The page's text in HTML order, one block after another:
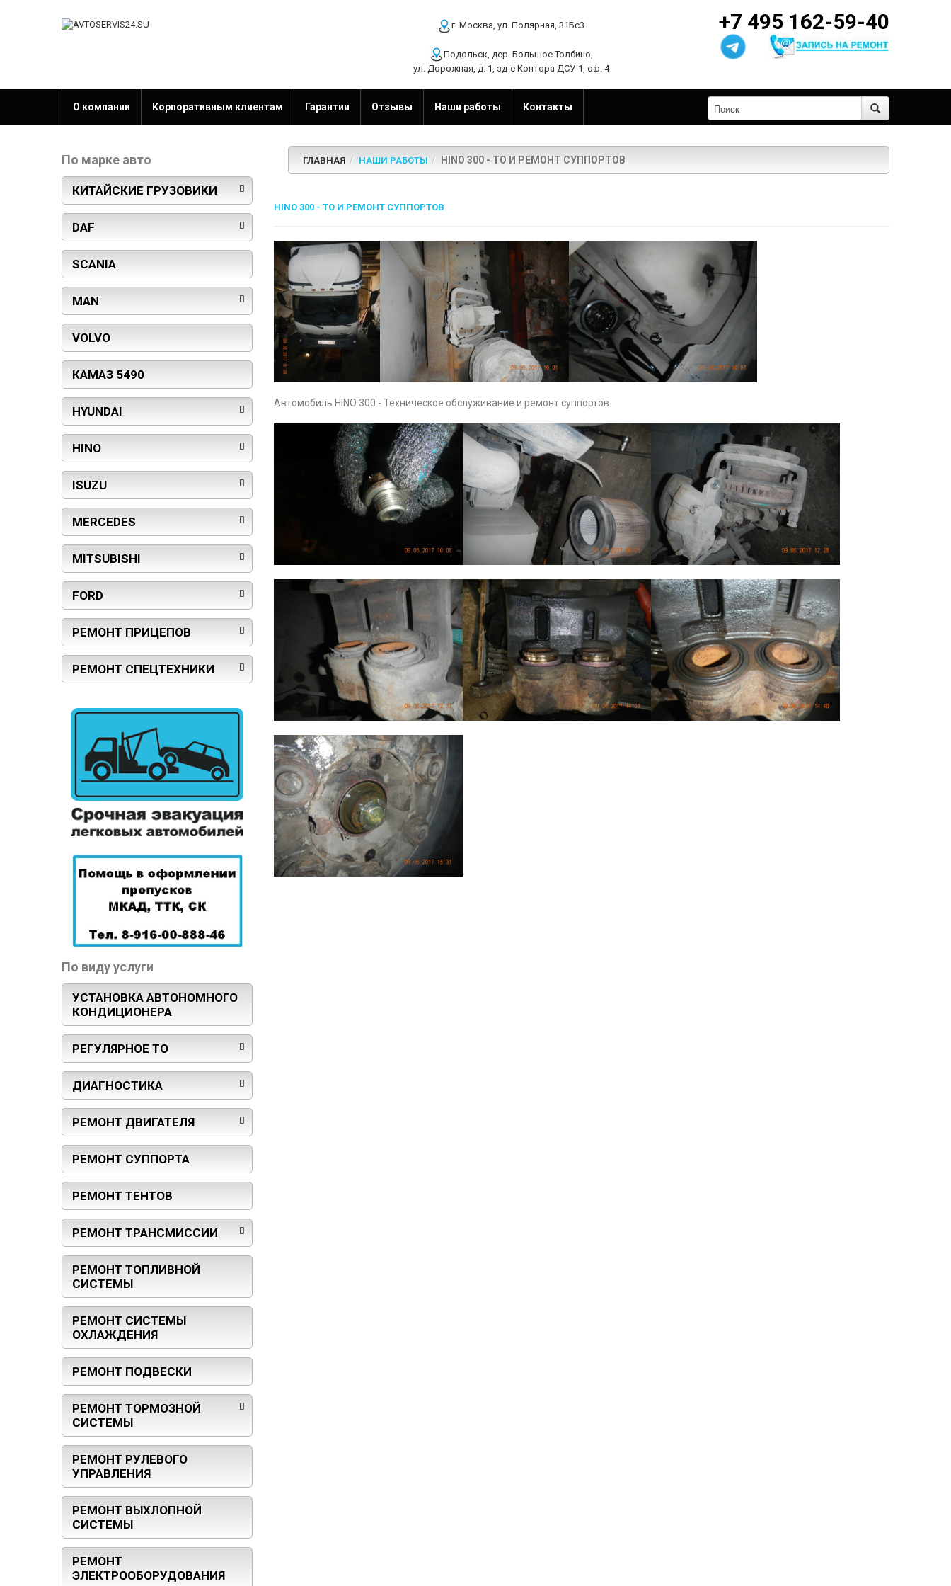
г. Москва, ул. Полярная, 31Бс3
Подольск, дер. Большое Толбино,
ул. Дорожная, д. 1, зд-е Контора ДСУ-1, оф. 4
+7 495 162-59-40
О компании Корпоративным клиентам Гарантии Отзывы Наши работы Контакты
По марке авто
КИТАЙСКИЕ ГРУЗОВИКИ
DAF
SCANIA
MAN
VOLVO
КАМАЗ 5490
HYUNDAI
HINO
ISUZU
MERCEDES
MITSUBISHI
FORD
РЕМОНТ ПРИЦЕПОВ
РЕМОНТ СПЕЦТЕХНИКИ
По виду услуги
УСТАНОВКА АВТОНОМНОГО
КОНДИЦИОНЕРА
РЕГУЛЯРНОЕ ТО
ДИАГНОСТИКА
РЕМОНТ ДВИГАТЕЛЯ
РЕМОНТ СУППОРТА
РЕМОНТ ТЕНТОВ
РЕМОНТ ТРАНСМИССИИ
РЕМОНТ ТОПЛИВНОЙ
СИСТЕМЫ
РЕМОНТ СИСТЕМЫ
ОХЛАЖДЕНИЯ
РЕМОНТ ПОДВЕСКИ
РЕМОНТ ТОРМОЗНОЙ
СИСТЕМЫ
РЕМОНТ РУЛЕВОГО
УПРАВЛЕНИЯ
РЕМОНТ ВЫХЛОПНОЙ
СИСТЕМЫ
РЕМОНТ
ЭЛЕКТРООБОРУДОВАНИЯ
ГЛАВНАЯ НАШИ РАБОТЫ HINO 300 - ТО И РЕМОНТ СУППОРТОВ
HINO 300 - ТО И РЕМОНТ СУППОРТОВ
Автомобиль HINO 300 - Техническое обслуживание и ремонт суппортов.